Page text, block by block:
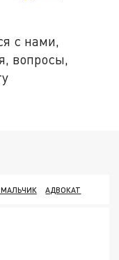
с нами,
вопросы,
АДВОКАТ